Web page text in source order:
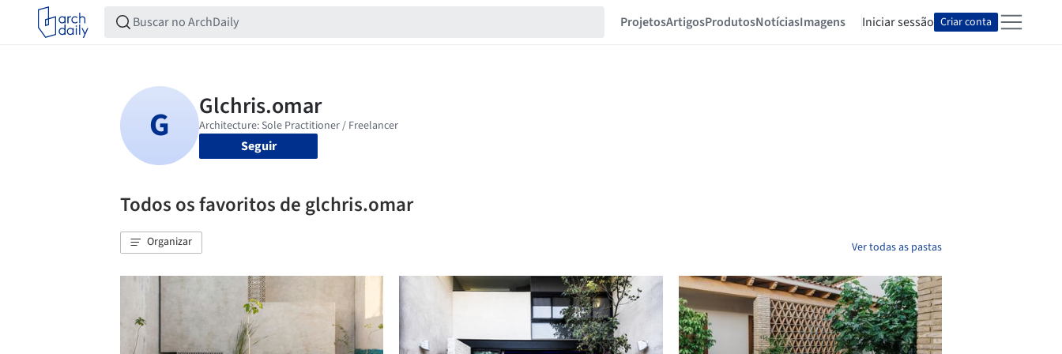
ProjetosArtigosProdutosNotíciasImagens Iniciar sessão Criar conta
Seguir
Todos os favoritos de glchris.omar
Organizar Ver todas as pastas